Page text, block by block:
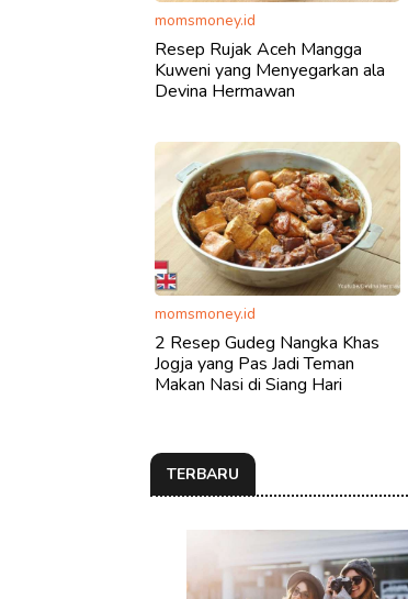
momsmoney.id
Resep Rujak Aceh Mangga
Kuweni yang Menyegarkan ala
Devina Hermawan
momsmoney.id
2 Resep Gudeg Nangka Khas
Jogja yang Pas Jadi Teman
Makan Nasi di Siang Hari
TERBARU